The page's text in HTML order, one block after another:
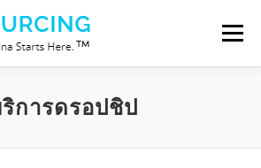
Menu
วู่ Blog เกี่ยวกับเรา
การดรอปชิป